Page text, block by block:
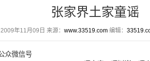
张家界土家童谣
2009年11月09日 来源： www.33519.com编辑：